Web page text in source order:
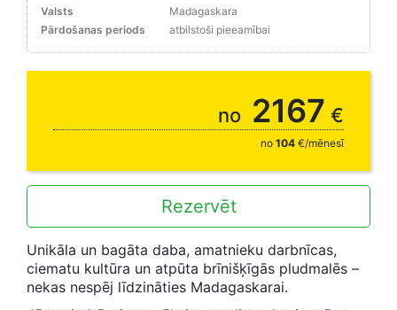
Valsts
Madagaskara
Pārdošanas periods
atbilstoši pieeamībai
no 2167 €
no 104 €/mēnesī
Rezervēt
Unikāla un bagāta daba, amatnieku darbnīcas,
ciematu kultūra un atpūta brīnišķīgās pludmalēs –
nekas nespēj līdzināties Madagaskarai.